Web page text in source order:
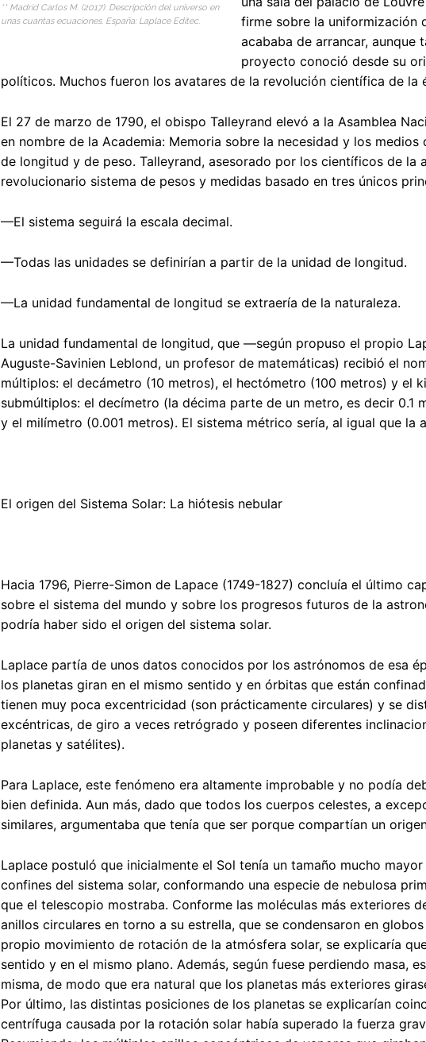
** Madrid Carlos M. (2017). Descripción del universo en
unas cuantas ecuaciones. España: Laplace Editec.
firme sobre la uniformización
acababa de arrancar, aunque
proyecto conoció desde su
políticos. Muchos fueron los avatares de la revolución científica de la
El 27 de marzo de 1790, el obispo Talleyrand elevó a la Asamblea
en nombre de la Academia: Memoria sobre la necesidad y los
de longitud y de peso. Talleyrand, asesorado por los científicos de la
revolucionario sistema de pesos y medidas basado en tres únicos
—El sistema seguirá la escala decimal.
—Todas las unidades se definirían a partir de la unidad de longitud.
—La unidad fundamental de longitud se extraería de la naturaleza.
La unidad fundamental de longitud, que —según propuso el propio
Auguste-Savinien Leblond, un profesor de matemáticas) recibió el
múltiplos: el decámetro (10 metros), el hectómetro (100 metros) y el
submúltiplos: el decímetro (la décima parte de un metro, es decir 0.1
y el milímetro (0.001 metros). El sistema métrico sería, al igual que la
El origen del Sistema Solar: La hiótesis nebular
Hacia 1796, Pierre-Simon de Lapace (1749-1827) concluía el último
sobre el sistema del mundo y sobre los progresos futuros de la
podría haber sido el origen del sistema solar.
Laplace partía de unos datos conocidos por los astrónomos de esa
los planetas giran en el mismo sentido y en órbitas que están
tienen muy poca excentricidad (son prácticamente circulares) y se
excéntricas, de giro a veces retrógrado y poseen diferentes
planetas y satélites).
Para Laplace, este fenómeno era altamente improbable y no podía
bien definida. Aun más, dado que todos los cuerpos celestes, a
similares, argumentaba que tenía que ser porque compartían un
Laplace postuló que inicialmente el Sol tenía un tamaño mucho
confines del sistema solar, conformando una especie de nebulosa
que el telescopio mostraba. Conforme las moléculas más exteriores
anillos circulares en torno a su estrella, que se condensaron en
propio movimiento de rotación de la atmósfera solar, se explicaría
sentido y en el mismo plano. Además, según fuese perdiendo masa,
misma, de modo que era natural que los planetas más exteriores
Por último, las distintas posiciones de los planetas se explicarían
centrífuga causada por la rotación solar había superado la fuerza